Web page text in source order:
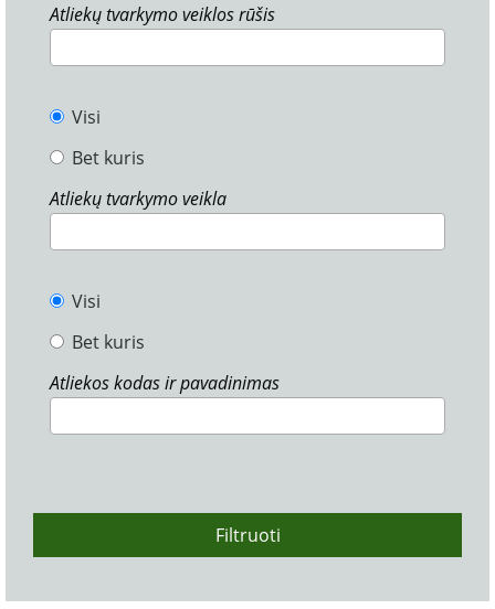
Atliekų tvarkymo veiklos rūšis
Visi
Bet kuris
Atliekų tvarkymo veikla
Visi
Bet kuris
Atliekos kodas ir pavadinimas
Filtruoti